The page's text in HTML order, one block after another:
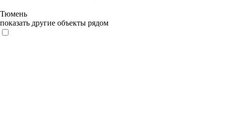
Тюмень
показать другие объекты рядом